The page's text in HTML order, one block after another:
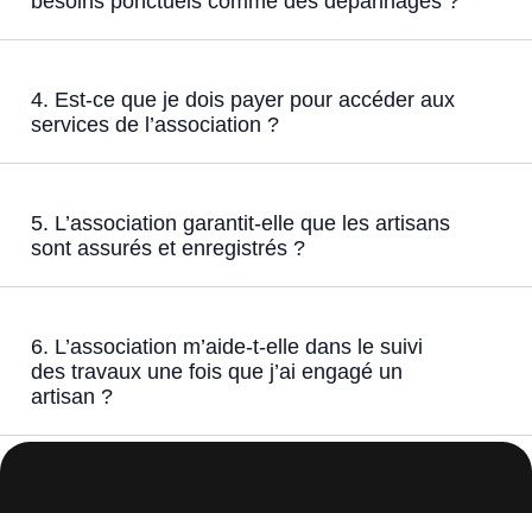
4. Est-ce que je dois payer pour accéder aux
services de l’association ?
5. L’association garantit-elle que les artisans
sont assurés et enregistrés ?
6. L’association m’aide-t-elle dans le suivi
des travaux une fois que j’ai engagé un
artisan ?